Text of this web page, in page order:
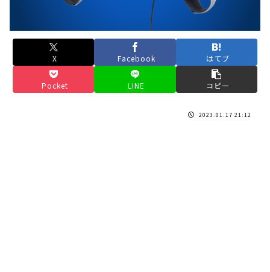
Powered by livedoor 相互RSS
X Facebook はてブ
Pocket LINE コピー
2023.01.17 21:12